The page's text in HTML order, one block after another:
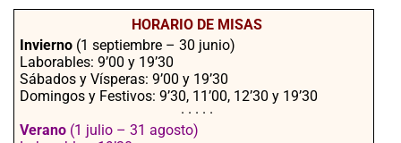
ebo
ok
ter
tsA
pp
ail
mpa
rtir
HORARIO DE MISAS
Invierno (1 septiembre – 30 junio)
Laborables: 9’00 y 19’30
Sábados y Vísperas: 9’00 y 19’30
Domingos y Festivos: 9’30, 11’00, 12’30 y 19’30
· · · · ·
Verano (1 julio – 31 agosto)